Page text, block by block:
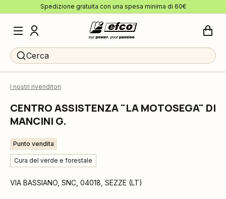
Spedizione gratuita con una spesa minima di 60€
Cerca
I nostri rivenditori
CENTRO ASSISTENZA "LA MOTOSEGA" DI
MANCINI G.
Punto vendita
Cura del verde e forestale
VIA BASSIANO, SNC 04018 SEZZE (LT)